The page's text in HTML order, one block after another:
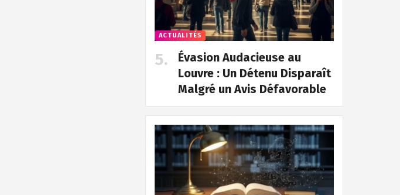
ACTUALITÉS
Évasion Audacieuse au
Louvre : Un Détenu Disparaît
Malgré un Avis Défavorable